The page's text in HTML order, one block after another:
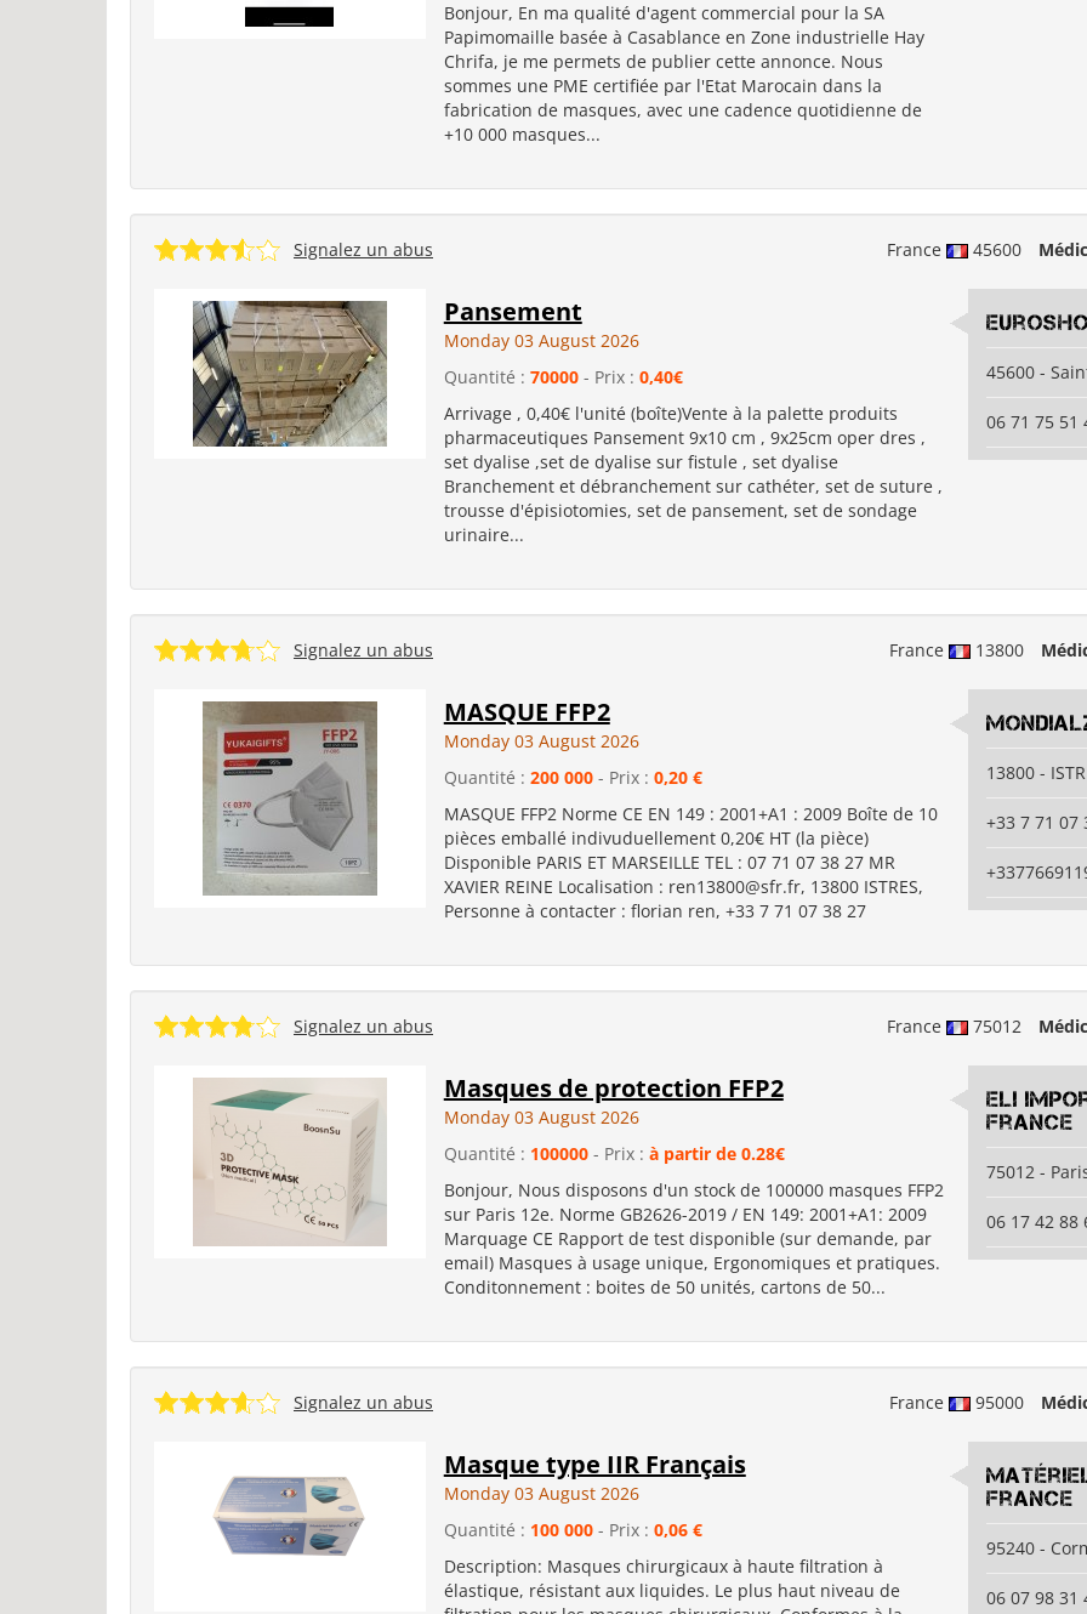
Bonjour, En ma qualité d'agent commercial pour la SA
Papimomaille basée à Casablance en Zone industrielle Hay
Chrifa, je me permets de publier cette annonce. Nous
sommes une PME certifiée par l'Etat Marocain dans la
fabrication de masques, avec une cadence quotidienne de
+10 000 masques...
France 45600
Signalez un abus
Pansement
Monday 03 August 2026
Quantité : 70000- Prix : 0,40€
Arrivage , 0,40€ l'unité (boîte)Vente à la palette produits
pharmaceutiques Pansement 9x10 cm , 9x25cm oper dres ,
set dyalise ,set de dyalise sur fistule , set dyalise
Branchement et débranchement sur cathéter, set de suture ,
trousse d'épisiotomies, set de pansement, set de sondage
urinaire...
45600 -
06 71 75 51
France 13800
Signalez un abus
MASQUE FFP2
Monday 03 August 2026
Quantité : 200 000- Prix : 0,20 €
MASQUE FFP2 Norme CE EN 149 : 2001+A1 : 2009 Boîte de 10
pièces emballé indivuduellement 0,20€ HT (la pièce)
Disponible PARIS ET MARSEILLE TEL : 07 71 07 38 27 MR
XAVIER REINE Localisation : ren13800@sfr.fr, 13800 ISTRES,
Personne à contacter : florian ren, +33 7 71 07 38 27
13800 -
+33 7 71 07
France 75012
Signalez un abus
Masques de protection FFP2
Monday 03 August 2026
Quantité : 100000- Prix : à partir de 0.28€
Bonjour, Nous disposons d'un stock de 100000 masques FFP2
sur Paris 12e. Norme GB2626-2019 / EN 149: 2001+A1: 2009
Marquage CE Rapport de test disponible (sur demande, par
email) Masques à usage unique, Ergonomiques et pratiques.
Conditonnement : boites de 50 unités, cartons de 50...
ELI
France
75012 -
06 17 42 88
France 95000
Signalez un abus
Masque type IIR Français
Monday 03 August 2026
Quantité : 100 000- Prix : 0,06 €
Description: Masques chirurgicaux à haute filtration à
élastique, résistant aux liquides. Le plus haut niveau de
France
95240 -
06 07 98 31